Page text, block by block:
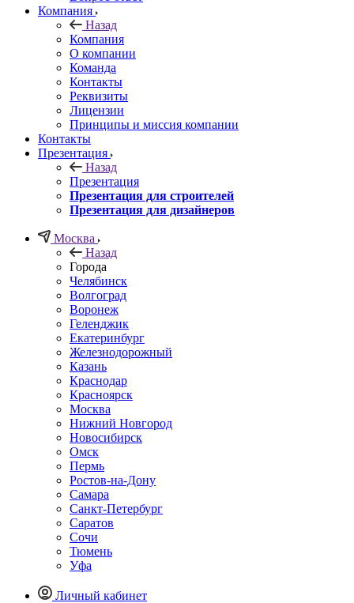
Компания
Назад
Компания
О компании
Команда
Контакты
Реквизиты
Лицензии
Принципы и миссия компании
Контакты
Презентация
Назад
Презентация
Презентация для строителей
Презентация для дизайнеров
Москва
Назад
Города
Челябинск
Волгоград
Воронеж
Геленджик
Екатеринбург
Железнодорожный
Казань
Краснодар
Красноярск
Москва
Нижний Новгород
Новосибирск
Омск
Пермь
Ростов-на-Дону
Самара
Санкт-Петербург
Саратов
Сочи
Тюмень
Уфа
Личный кабинет